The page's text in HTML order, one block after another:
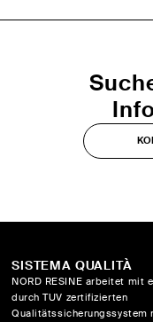
SISTEMA QUALITÀ
NORD RESINE arbeitet mit
durch TUV zertifizierten
Qualitätssicherungssystem